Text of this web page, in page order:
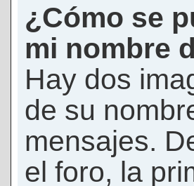
¿Cómo se
mi nombre
Hay dos
de su
mensajes.
el foro, la